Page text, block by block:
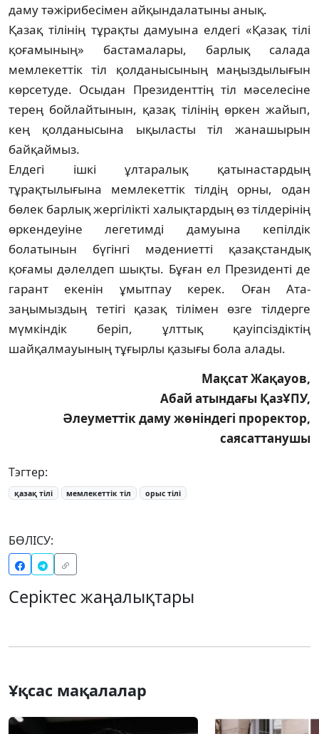
даму тәжірибесімен айқындалатыны анық.
Қазақ тілінің тұрақты дамуына елдегі «Қазақ тілі
қоғамының» бастамалары, барлық салада
мемлекеттік тіл қолданысының маңыздылығын
көрсетуде. Осыдан Президенттің тіл мәселесіне
терең бойлайтынын, қазақ тілінің өркен жайып,
кең қолданысына ықыласты тіл жанашырын
байқаймыз.
Елдегі ішкі ұлтаралық қатынастардың
тұрақтылығына мемлекеттік тілдің орны, одан
бөлек барлық жергілікті халықтардың өз тілдерінің
өркендеуіне легетимді дамуына кепілдік
болатынын бүгінгі мәдениетті қазақстандық
қоғамы дәлелдеп шықты. Бұған ел Президенті де
гарант екенін ұмытпау керек. Оған Ата-
заңымыздың тетігі қазақ тілімен өзге тілдерге
мүмкіндік беріп, ұлттық қауіпсіздіктің
шайқалмауының тұғырлы қазығы бола алады.
Мақсат Жақауов,
Абай атындағы ҚазҰПУ,
Әлеуметтік даму жөніндегі проректор,
саясаттанушы
Тэгтер:
қазақ тілі мемлекеттік тіл орыс тілі
БӨЛІСУ:
Серіктес жаңалықтары
Ұқсас мақалалар